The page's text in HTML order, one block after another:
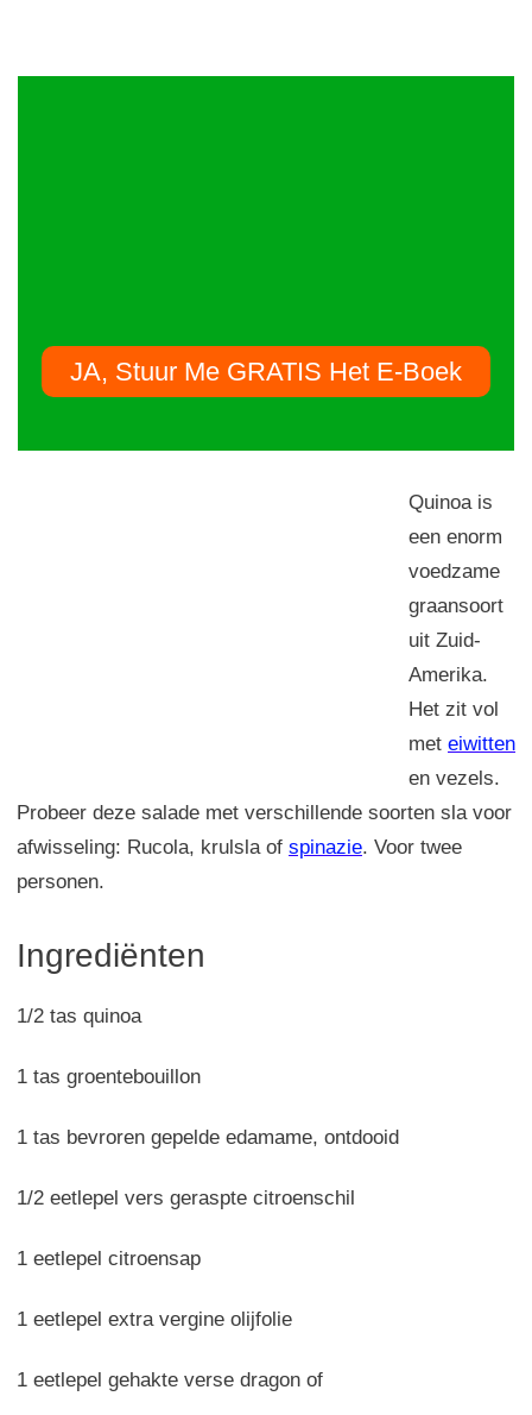
JA, Stuur Me GRATIS Het E-Boek
Quinoa is
een enorm
voedzame
graansoort
uit Zuid-
Amerika.
Het zit vol
met eiwitten
en vezels.
Probeer deze salade met verschillende soorten sla voor
afwisseling: Rucola, krulsla of spinazie. Voor twee
personen.
Ingrediënten
1/2 tas quinoa
1 tas groentebouillon
1 tas bevroren gepelde edamame, ontdooid
1/2 eetlepel vers geraspte citroenschil
1 eetlepel citroensap
1 eetlepel extra vergine olijfolie
1 eetlepel gehakte verse dragon of